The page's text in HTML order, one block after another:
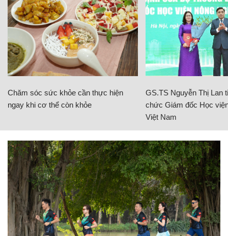
Chăm sóc sức khỏe cần thực hiện
ngay khi cơ thể còn khỏe
GS.TS Nguyễn Thị Lan
chức Giám đốc Học
Việt Nam